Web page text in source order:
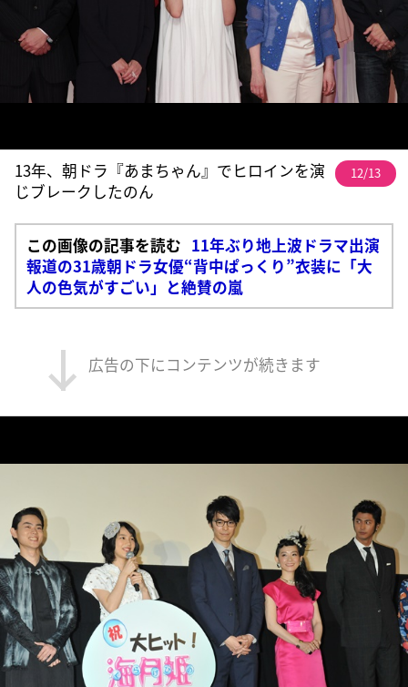
13年、朝ドラ『あまちゃん』でヒロインを演
じブレークしたのん
12/13
この画像の記事を読む 11年ぶり地上波ドラマ出演
報道の31歳朝ドラ女優“背中ぱっくり”衣装に「大
人の色気がすごい」と絶賛の嵐
広告の下にコンテンツが続きます